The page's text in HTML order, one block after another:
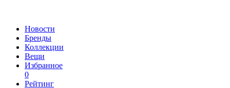
Новости
Бренды
Коллекции
Вещи
Избранное
0
Рейтинг